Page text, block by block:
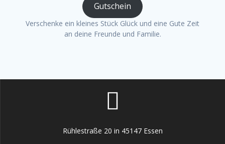
Gutschein
Verschenke ein kleines Stück Glück und eine Gute Zeit
an deine Freunde und Familie.
Rühlestraße 20 in 45147 Essen